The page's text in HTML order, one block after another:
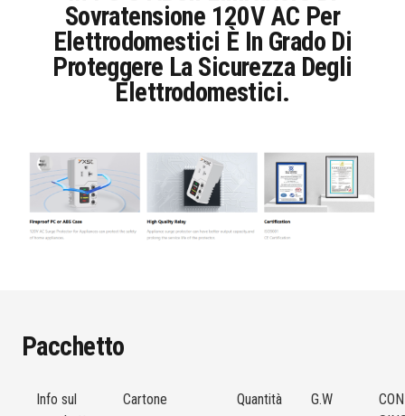
Sovratensione 120V AC Per
Elettrodomestici È In Grado Di
Proteggere La Sicurezza Degli
Elettrodomestici.
Pacchetto
Info sul
Cartone Quantità G.W